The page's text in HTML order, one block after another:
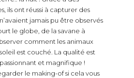
ils ont réussi à capturer des
jamais pu être observés
le globe, de la savane à
comment les animaux
est couché. La qualité est
et magnifique !
le making-of si cela vous